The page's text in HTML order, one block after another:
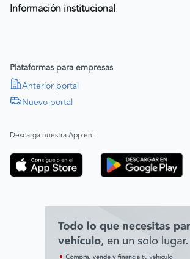
Compra y Venta Segura
Información institucional
Política de Derechos Humanos
SAGRILAFT
Código de ética
Línea ética ADL digital Lab
Descarga nuestra App en:
Plataformas para empresas
Anterior portal
Nuevo portal